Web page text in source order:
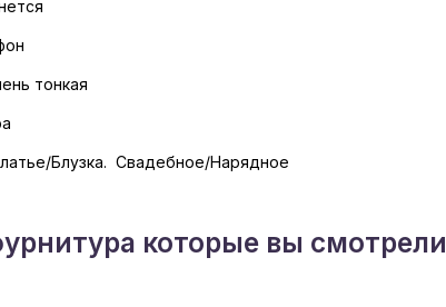
тонкая
Блузка. Свадебное/Нарядное
которые вы смотрели